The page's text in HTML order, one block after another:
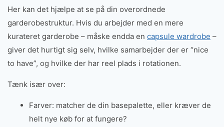
Her kan det hjælpe at se på din overordnede
garderobestruktur. Hvis du arbejder med en mere
kurateret garderobe – måske endda en capsule wardrobe –
giver det hurtigt sig selv, hvilke samarbejder der er “nice
to have”, og hvilke der har reel plads i rotationen.
Tænk især over:
Farver: matcher de din basepalette, eller kræver de
helt nye køb for at fungere?